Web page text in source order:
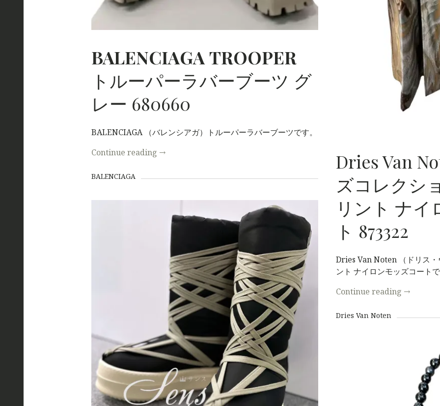
Dries Van
ズコレクシ
リント ナ
ト 873322
Dries Van Noten （ドリス
ント ナイロンモッズコート
Continue reading →
Dries Van Noten
BALENCIAGA TROOPER
トルーパーラバーブーツ グ
レー 680660
BALENCIAGA （バレンシアガ）トルーパーラバーブーツです。
Continue reading →
BALENCIAGA
S